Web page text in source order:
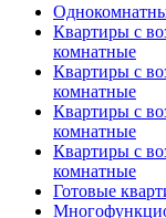
Квартиры с
комнатные
Квартиры с
комнатные
Квартиры с
комнатные
Квартиры с
комнатные
Готовые